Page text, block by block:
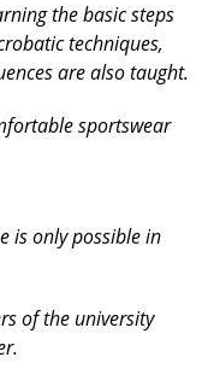
the basic steps
techniques,
are also taught.
sportswear
is only possible in
of the university